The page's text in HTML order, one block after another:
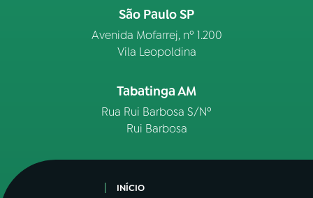
São Paulo SP
Avenida Mofarrej, nº 1.200
Vila Leopoldina
Tabatinga AM
Rua Rui Barbosa S/Nº
Rui Barbosa
INÍCIO